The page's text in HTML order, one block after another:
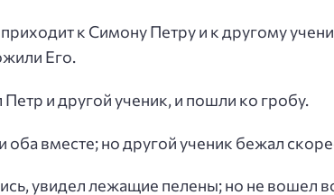
к Симону Петру и к другому
Его.
и другой ученик, и пошли ко гробу.
вместе; но другой ученик бежал
увидел лежащие пелены; но не вошел